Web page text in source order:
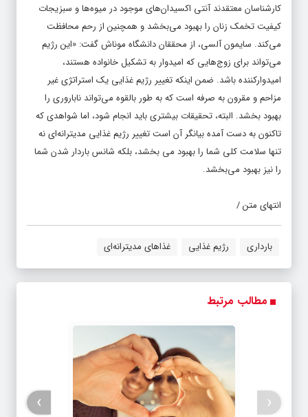
کارشناسان معتقدند آنتی اکسیدان‌های موجود در میوه‌ها و سبزیجات
کیفیت تخمک زنان را بهبود می‌بخشد و همچنین از رحم محافظت
می‌کند. سایمون آلسی، از محققان دانشگاه موناش گفت: «این رژیم
می‌تواند برای زوج‌هایی که امیدوار به تشکیل خانواده هستند،
امیدوارکننده باشد. ضمن اینکه تغییر رژیم غذایی یک استراتژی غیر
مزاحم و مقرون به صرفه است که به طور بالقوه می‌تواند ناباروری را
بهبود بخشد. البته، تحقیقات بیشتری باید انجام شود، اما شواهدی که
تاکنون به دست آمده بیانگر آن است تغییر رژیم غذایی مدیترانه‌ای نه
تنها سلامت کلی شما را بهبود می بخشد، بلکه شانس باردار شدن شما
را نیز بهبود می‌بخشد.
انتهای متن /
بارداری رژیم غذایی غذاهای مدیترانه‌ای
مطالب مرتبط
‹
›